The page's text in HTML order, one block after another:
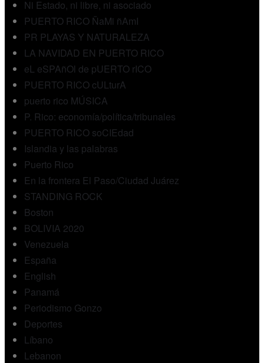
Ni Estado, ni libre, ni asociado
PUERTO RICO ÑaMi ñAmI
PR PLAYAS Y NATURALEZA
LA NAVIDAD EN PUERTO RICO
eL eSPAñOl de pUERTO rICO
PUERTO RICO cULturA
puerto rico MÚSICA
P. Rico: economía/política/tribunales
PUERTO RICO soCIEdad
Islandia y las palabras
Puerto Rico
En la frontera El Paso/Ciudad Juárez
STANDING ROCK
Boston
BOLIVIA 2020
Venezuela
España
English
Panamá
Periodismo Gonzo
Deportes
Líbano
Lebanon